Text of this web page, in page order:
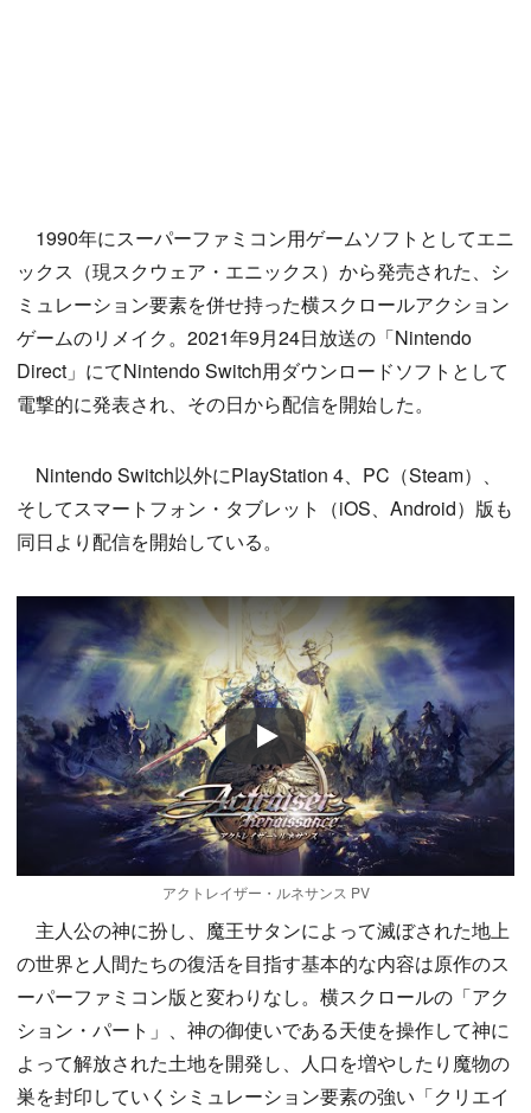
1990年にスーパーファミコン用ゲームソフトとしてエニ
ックス（現スクウェア・エニックス）から発売された、シ
ミュレーション要素を併せ持った横スクロールアクション
ゲームのリメイク。2021年9月24日放送の「Nintendo
Direct」にてNintendo Switch用ダウンロードソフトとして
電撃的に発表され、その日から配信を開始した。
Nintendo Switch以外にPlayStation 4、PC（Steam）、
そしてスマートフォン・タブレット（iOS、Android）版も
同日より配信を開始している。
Play
アクトレイザー・ルネサンス PV
主人公の神に扮し、魔王サタンによって滅ぼされた地上
の世界と人間たちの復活を目指す基本的な内容は原作のス
ーパーファミコン版と変わりなし。横スクロールの「アク
ション・パート」、神の御使いである天使を操作して神に
よって解放された土地を開発し、人口を増やしたり魔物の
巣を封印していくシミュレーション要素の強い「クリエイ